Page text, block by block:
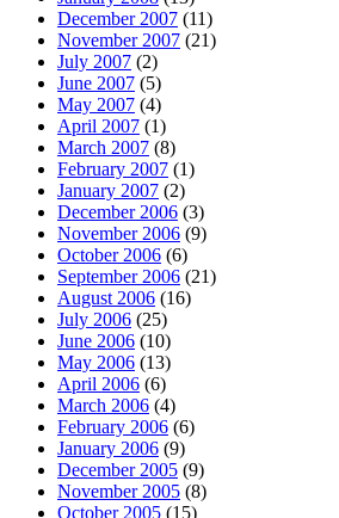
December 2007 (11)
November 2007 (21)
July 2007 (2)
June 2007 (5)
May 2007 (4)
April 2007 (1)
March 2007 (8)
February 2007 (1)
January 2007 (2)
December 2006 (3)
November 2006 (9)
October 2006 (6)
September 2006 (21)
August 2006 (16)
July 2006 (25)
June 2006 (10)
May 2006 (13)
April 2006 (6)
March 2006 (4)
February 2006 (6)
January 2006 (9)
December 2005 (9)
November 2005 (8)
October 2005 (15)